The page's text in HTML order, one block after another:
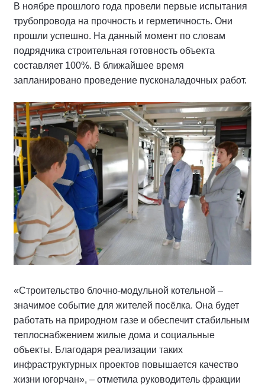
В ноябре прошлого года провели первые испытания
трубопровода на прочность и герметичность. Они
прошли успешно. На данный момент по словам
подрядчика строительная готовность объекта
составляет 100%. В ближайшее время
запланировано проведение пусконаладочных работ.
«Строительство блочно-модульной котельной –
значимое событие для жителей посёлка. Она будет
работать на природном газе и обеспечит стабильным
теплоснабжением жилые дома и социальные
объекты. Благодаря реализации таких
инфраструктурных проектов повышается качество
жизни югорчан», – отметила руководитель фракции